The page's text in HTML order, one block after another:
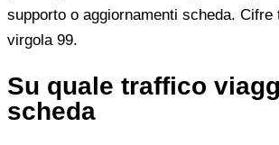
supporto o aggiornamenti scheda. Cifre
virgola 99.
Su quale traffico
scheda